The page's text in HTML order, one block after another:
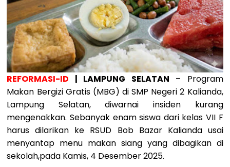
REFORMASI-ID | LAMPUNG SELATAN – Program
Makan Bergizi Gratis (MBG) di SMP Negeri 2 Kalianda,
Lampung Selatan, diwarnai insiden kurang
mengenakkan. Sebanyak enam siswa dari kelas VII F
harus dilarikan ke RSUD Bob Bazar Kalianda usai
menyantap menu makan siang yang dibagikan di
sekolah,pada Kamis, 4 Desember 2025.